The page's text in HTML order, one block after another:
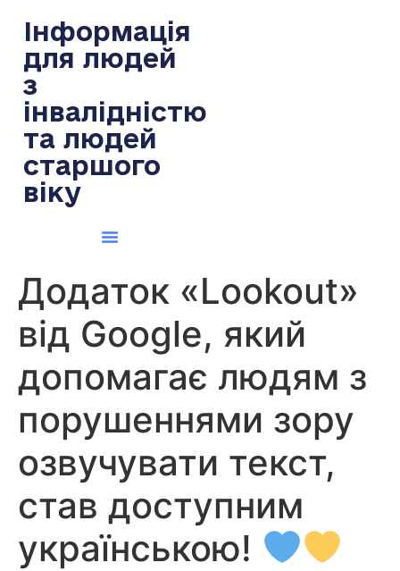
Інформація
для людей
з
інвалідністю
та людей
старшого
віку
Додаток «Lookout»
від Google, який
допомагає людям з
порушеннями зору
озвучувати текст,
став доступним
українською!